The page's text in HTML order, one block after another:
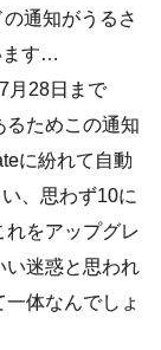
通知がうるさ
ます…
月28日まで
ためこの通知
に紛れて自動
、思わず10に
れをアップグレ
い迷惑と思われ
体なんでしょ